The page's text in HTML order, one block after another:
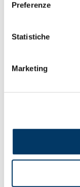
Preferenze
Statistiche
Marketing